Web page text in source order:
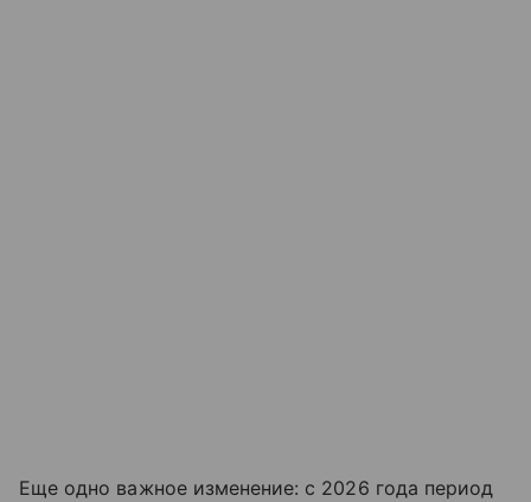
Еще одно важное изменение: с 2026 года период